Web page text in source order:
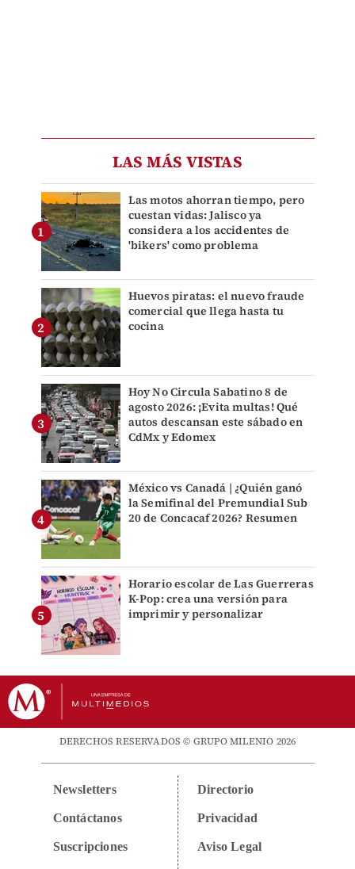
LAS MÁS VISTAS
Las motos ahorran tiempo, pero
cuestan vidas: Jalisco ya
considera a los accidentes de
'bikers' como problema
Huevos piratas: el nuevo fraude
comercial que llega hasta tu
cocina
Hoy No Circula Sabatino 8 de
agosto 2026: ¡Evita multas! Qué
autos descansan este sábado en
CdMx y Edomex
México vs Canadá | ¿Quién ganó
la Semifinal del Premundial Sub
20 de Concacaf 2026? Resumen
Horario escolar de Las Guerreras
K-Pop: crea una versión para
imprimir y personalizar
DERECHOS RESERVADOS © GRUPO MILENIO 2026
Newsletters
Contáctanos
Suscripciones
Directorio
Privacidad
Aviso Legal